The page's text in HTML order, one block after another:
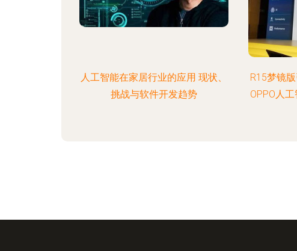
人工智能在家居行业的应用 现状、
挑战与软件开发趋势
R15梦镜
OPPO人